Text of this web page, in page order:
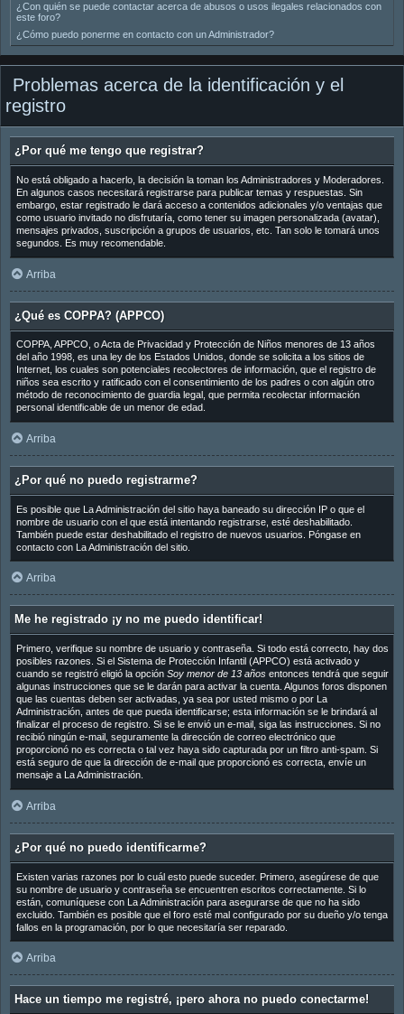
¿Con quién se puede contactar acerca de abusos o usos ilegales relacionados con
este foro?
¿Cómo puedo ponerme en contacto con un Administrador?
Problemas acerca de la identificación y el
registro
¿Por qué me tengo que registrar?
No está obligado a hacerlo, la decisión la toman los Administradores y Moderadores.
En algunos casos necesitará registrarse para publicar temas y respuestas. Sin
embargo, estar registrado le dará acceso a contenidos adicionales y/o ventajas que
como usuario invitado no disfrutaría, como tener su imagen personalizada (avatar),
mensajes privados, suscripción a grupos de usuarios, etc. Tan solo le tomará unos
segundos. Es muy recomendable.
Arriba
¿Qué es COPPA? (APPCO)
COPPA, APPCO, o Acta de Privacidad y Protección de Niños menores de 13 años
del año 1998, es una ley de los Estados Unidos, donde se solicita a los sitios de
Internet, los cuales son potenciales recolectores de información, que el registro de
niños sea escrito y ratificado con el consentimiento de los padres o con algún otro
método de reconocimiento de guardia legal, que permita recolectar información
personal identificable de un menor de edad.
Arriba
¿Por qué no puedo registrarme?
Es posible que La Administración del sitio haya baneado su dirección IP o que el
nombre de usuario con el que está intentando registrarse, esté deshabilitado.
También puede estar deshabilitado el registro de nuevos usuarios. Póngase en
contacto con La Administración del sitio.
Arriba
Me he registrado ¡y no me puedo identificar!
Primero, verifique su nombre de usuario y contraseña. Si todo está correcto, hay dos
posibles razones. Si el Sistema de Protección Infantil (APPCO) está activado y
cuando se registró eligió la opción Soy menor de 13 añosentonces tendrá que seguir
algunas instrucciones que se le darán para activar la cuenta. Algunos foros disponen
que las cuentas deben ser activadas, ya sea por usted mismo o por La
Administración, antes de que pueda identificarse; esta información se le brindará al
finalizar el proceso de registro. Si se le envió un e-mail, siga las instrucciones. Si no
recibió ningún e-mail, seguramente la dirección de correo electrónico que
proporcionó no es correcta o tal vez haya sido capturada por un filtro anti-spam. Si
está seguro de que la dirección de e-mail que proporcionó es correcta, envíe un
mensaje a La Administración.
Arriba
¿Por qué no puedo identificarme?
Existen varias razones por lo cuál esto puede suceder. Primero, asegúrese de que
su nombre de usuario y contraseña se encuentren escritos correctamente. Si lo
están, comuníquese con La Administración para asegurarse de que no ha sido
excluido. También es posible que el foro esté mal configurado por su dueño y/o tenga
fallos en la programación, por lo que necesitaría ser reparado.
Arriba
Hace un tiempo me registré, ¡pero ahora no puedo conectarme!